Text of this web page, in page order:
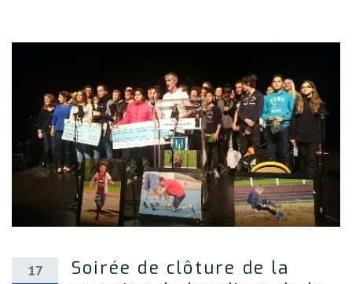
17
Soirée de clôture de la